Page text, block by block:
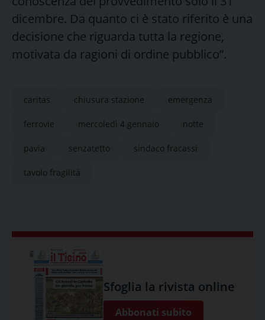
dicembre. Da quanto ci è stato riferito è una
decisione che riguarda tutta la regione,
motivata da ragioni di ordine pubblico”.
caritas chiusura stazione emergenza
ferrovie mercoledì 4 gennaio notte
pavia senzatetto sindaco fracassi
tavolo fragilità
Sfoglia la rivista online
Abbonati subito